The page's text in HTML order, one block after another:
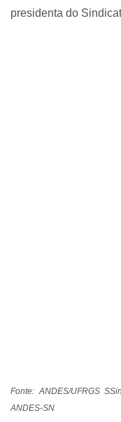
presidenta do
Fonte: ANDES/UFRGS
ANDES-SN